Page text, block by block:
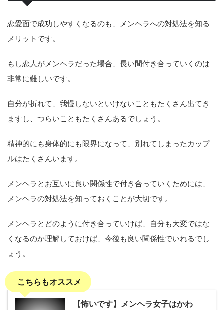
恋愛面で成功しやすくなるのも、メンヘラへの対処法を知る
メリットです。
もし恋人がメンヘラだった場合、長い間付き合っていくのは
非常に難しいです。
自分が折れて、我慢しないといけないこともたくさん出てき
ますし、つらいこともたくさんあるでしょう。
精神的にも身体的にも限界になって、別れてしまったカップ
ルはたくさんいます。
メンヘラとお互いに良い関係性で付き合っていくためには、
メンヘラの対処法を知っておくことが大切です。
メンヘラとどのように付き合っていけば、自分も大変ではな
くなるのか理解しておけば、今後も良い関係性でいれるでし
ょう。
こちらもオススメ
【怖いです】メンヘラ女子はかわ